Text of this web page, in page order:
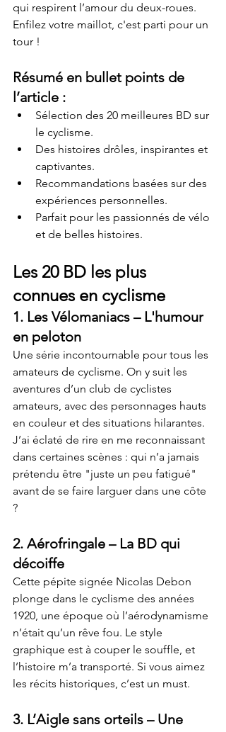
qui respirent l’amour du deux-roues.
Enfilez votre maillot, c'est parti pour un
tour !
Résumé en bullet points de
l’article :
Sélection des 20 meilleures BD sur
le cyclisme.
Des histoires drôles, inspirantes et
captivantes.
Recommandations basées sur des
expériences personnelles.
Parfait pour les passionnés de vélo
et de belles histoires.
Les 20 BD les plus
connues en cyclisme
1. Les Vélomaniacs – L'humour
en peloton
Une série incontournable pour tous les
amateurs de cyclisme. On y suit les
aventures d’un club de cyclistes
amateurs, avec des personnages hauts
en couleur et des situations hilarantes.
J’ai éclaté de rire en me reconnaissant
dans certaines scènes : qui n’a jamais
prétendu être "juste un peu fatigué"
avant de se faire larguer dans une côte
?
2. Aérofringale – La BD qui
décoiffe
Cette pépite signée Nicolas Debon
plonge dans le cyclisme des années
1920, une époque où l’aérodynamisme
n’était qu’un rêve fou. Le style
graphique est à couper le souffle, et
l’histoire m’a transporté. Si vous aimez
les récits historiques, c’est un must.
3. L’Aigle sans orteils – Une